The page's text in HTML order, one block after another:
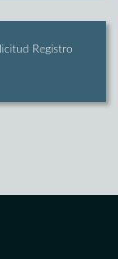
Registro